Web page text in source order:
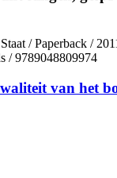
/ Paperback /
/ 9789048809974
van het